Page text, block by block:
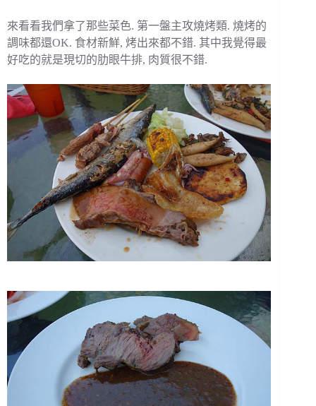
來看看我們拿了那些菜色. 第一盤主攻燒烤類. 燒烤的
調味都還OK. 食材新鮮, 烤出來都不錯. 其中我覺得最
好吃的就是現切的肋眼牛排, 肉質很不錯.